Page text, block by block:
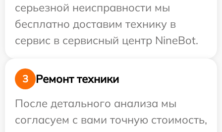
серьезной неисправности мы
бесплатно доставим технику в
сервис в сервисный центр NineBot.
3
Ремонт техники
После детального анализа мы
согласуем с вами точную стоимость,